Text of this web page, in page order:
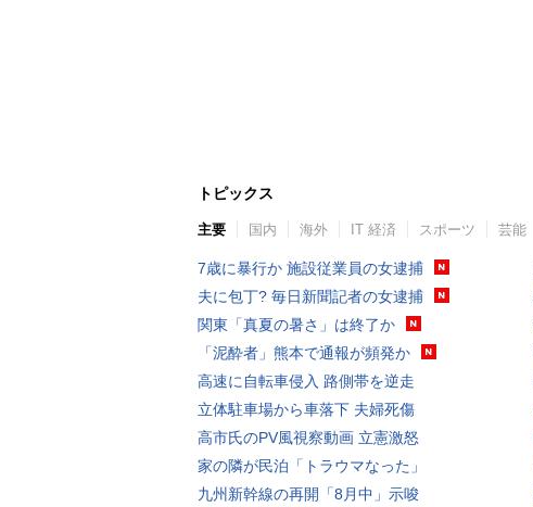
トピックス
主要 国内 海外 IT 経済 スポーツ 芸能
7歳に暴行か 施設従業員の女逮捕
夫に包丁? 毎日新聞記者の女逮捕
関東「真夏の暑さ」は終了か
「泥酔者」熊本で通報が頻発か
高速に自転車侵入 路側帯を逆走
立体駐車場から車落下 夫婦死傷
高市氏のPV風視察動画 立憲激怒
家の隣が民泊「トラウマなった」
九州新幹線の再開「8月中」示唆